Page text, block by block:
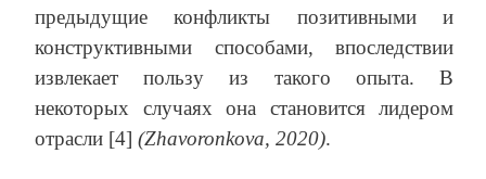
предыдущие конфликты позитивными и
конструктивными способами, впоследствии
извлекает пользу из такого опыта. В
некоторых случаях она становится лидером
отрасли [4] (Zhavoronkova, 2020).